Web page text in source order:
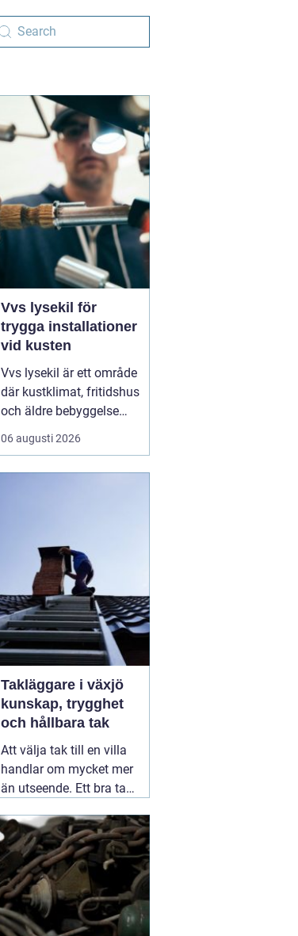
Vvs lysekil för
trygga installationer
vid kusten
Vvs lysekil är ett område
där kustklimat, fritidshus
och äldre bebyggelse
ställer extra höga krav
på rörarbeten,
av återkommande
säsongsproblem, akuta
läckage och behov...
06 augusti 2026
Takläggare i växjö
kunskap, trygghet
och hållbara tak
Att välja tak till en villa
handlar om mycket mer
än utseende. Ett bra tak
snö, blåst och fukt, och
påverkar både
inomhusklimat och
ekonomi. I en stad med
skiftande väder som
Växjö blir valet av